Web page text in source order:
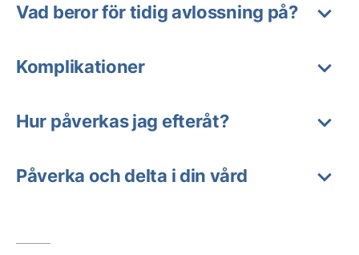
Vad beror för tidig avlossning på?
Komplikationer
Hur påverkas jag efteråt?
Påverka och delta i din vård